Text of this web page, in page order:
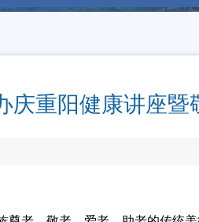
庆重阳健康讲座暨